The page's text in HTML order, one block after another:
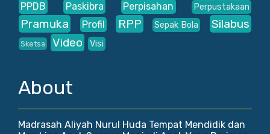
PPDB
Paskibra Perpisahan Perpustakaan
Pramuka Profil RPP Sepak Bola Silabus
Sketsa Video Visi
About
Madrasah Aliyah Nurul Huda Tempat Mendidik dan